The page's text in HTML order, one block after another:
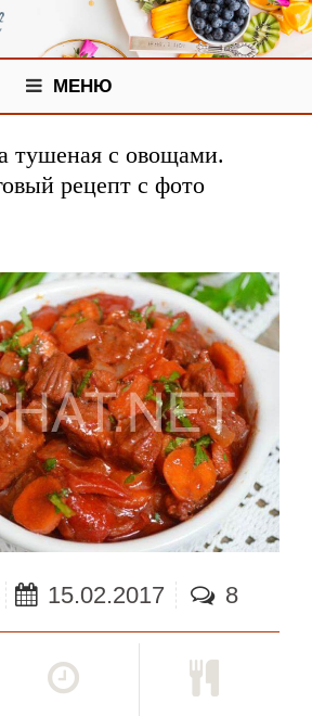
МЕНЮ
тушеная с овощами.
рецепт с фото
15.02.2017 8